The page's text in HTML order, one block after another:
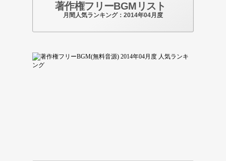
著作権フリーBGMリスト
月間人気ランキング：2014年04月度